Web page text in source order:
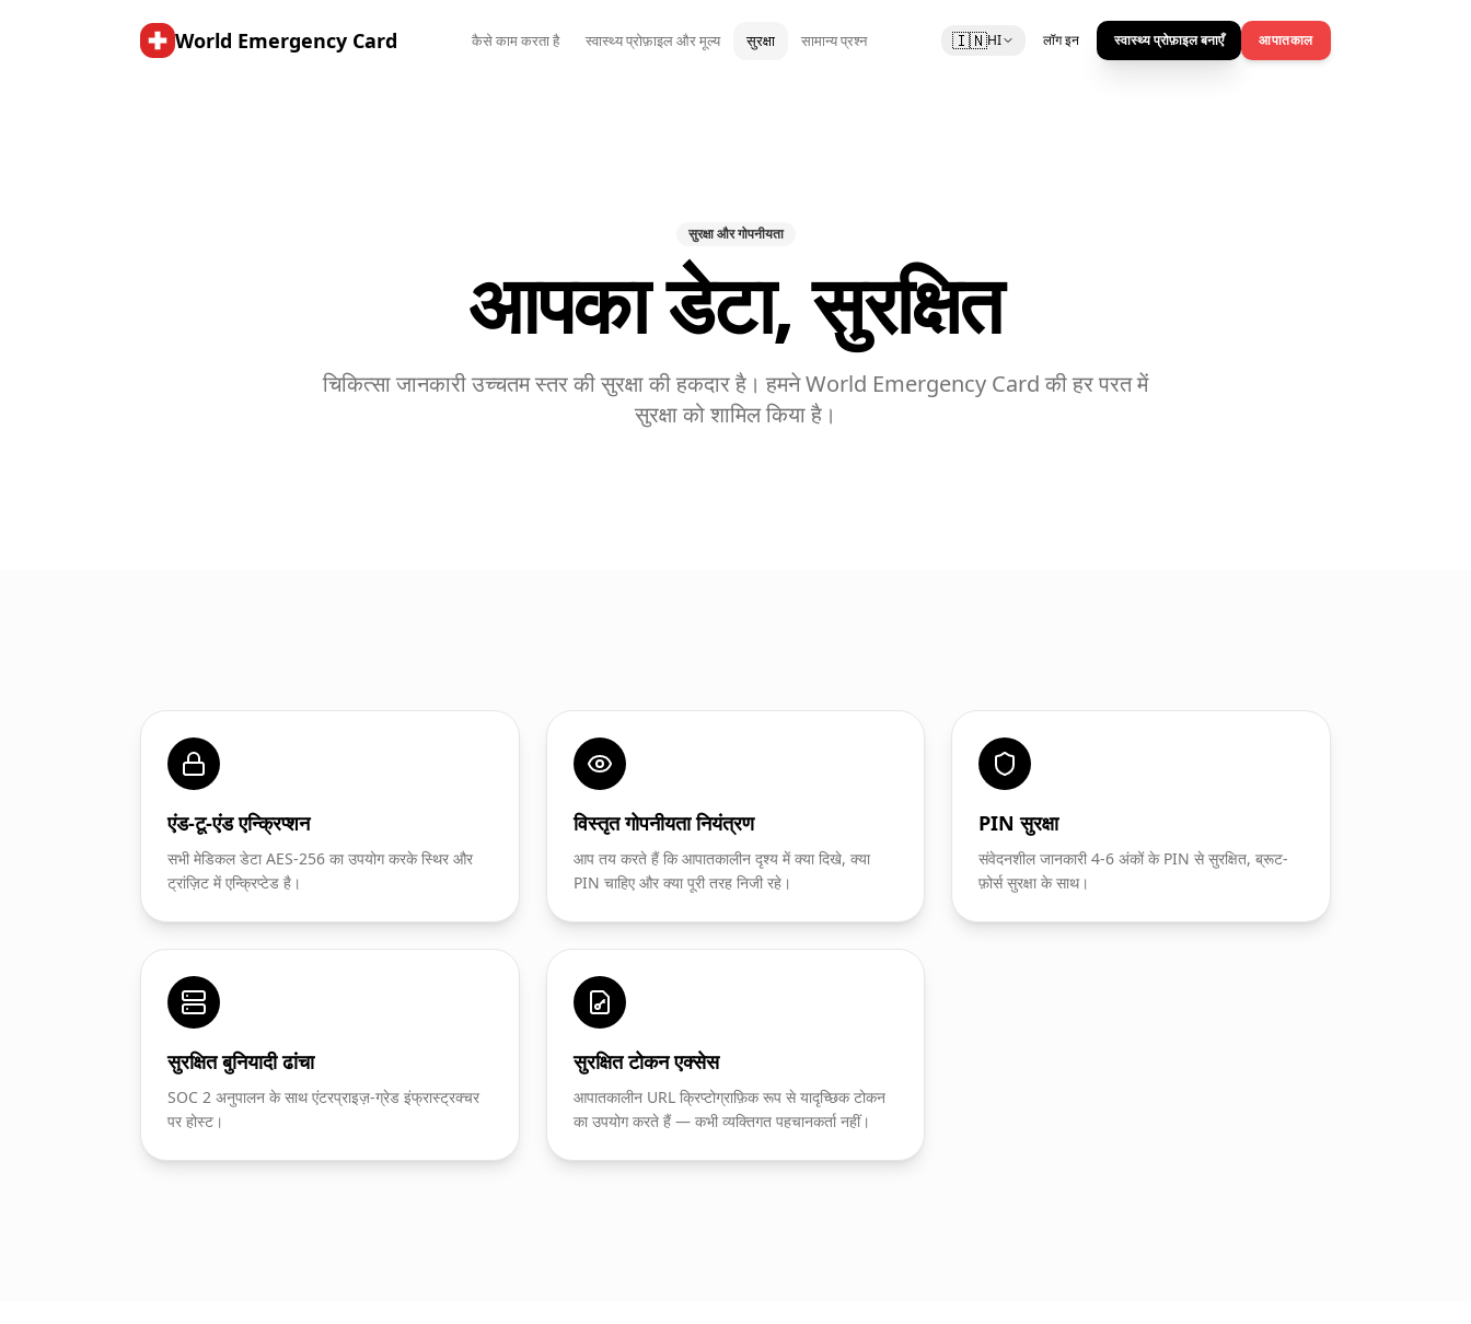
World Emergency Card कैसे काम करता है स्वास्थ्य प्रोफ़ाइल और मूल्य सुरक्षा सामान्य प्रश्न 🇮🇳HI लॉग इन स्वास्थ्य प्रोफ़ाइल बनाएँ आपातकाल
सुरक्षा और गोपनीयता
आपका डेटा, सुरक्षित
चिकित्सा जानकारी उच्चतम स्तर की सुरक्षा की हकदार है। हमने World Emergency Card की हर परत में
सुरक्षा को शामिल किया है।
एंड-टू-एंड एन्क्रिप्शन
सभी मेडिकल डेटा AES-256 का उपयोग करके स्थिर और
ट्रांज़िट में एन्क्रिप्टेड है।
विस्तृत गोपनीयता नियंत्रण
आप तय करते हैं कि आपातकालीन दृश्य में क्या दिखे, क्या
PIN चाहिए और क्या पूरी तरह निजी रहे।
PIN सुरक्षा
संवेदनशील जानकारी 4-6 अंकों के PIN से सुरक्षित, ब्रूट-
फ़ोर्स सुरक्षा के साथ।
सुरक्षित बुनियादी ढांचा
SOC 2 अनुपालन के साथ एंटरप्राइज़-ग्रेड इंफ्रास्ट्रक्चर
पर होस्ट।
सुरक्षित टोकन एक्सेस
आपातकालीन URL क्रिप्टोग्राफ़िक रूप से यादृच्छिक टोकन
का उपयोग करते हैं — कभी व्यक्तिगत पहचानकर्ता नहीं।